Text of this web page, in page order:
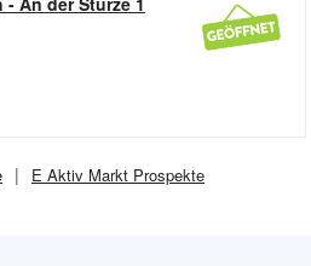
E Aktiv Markt Prospekte